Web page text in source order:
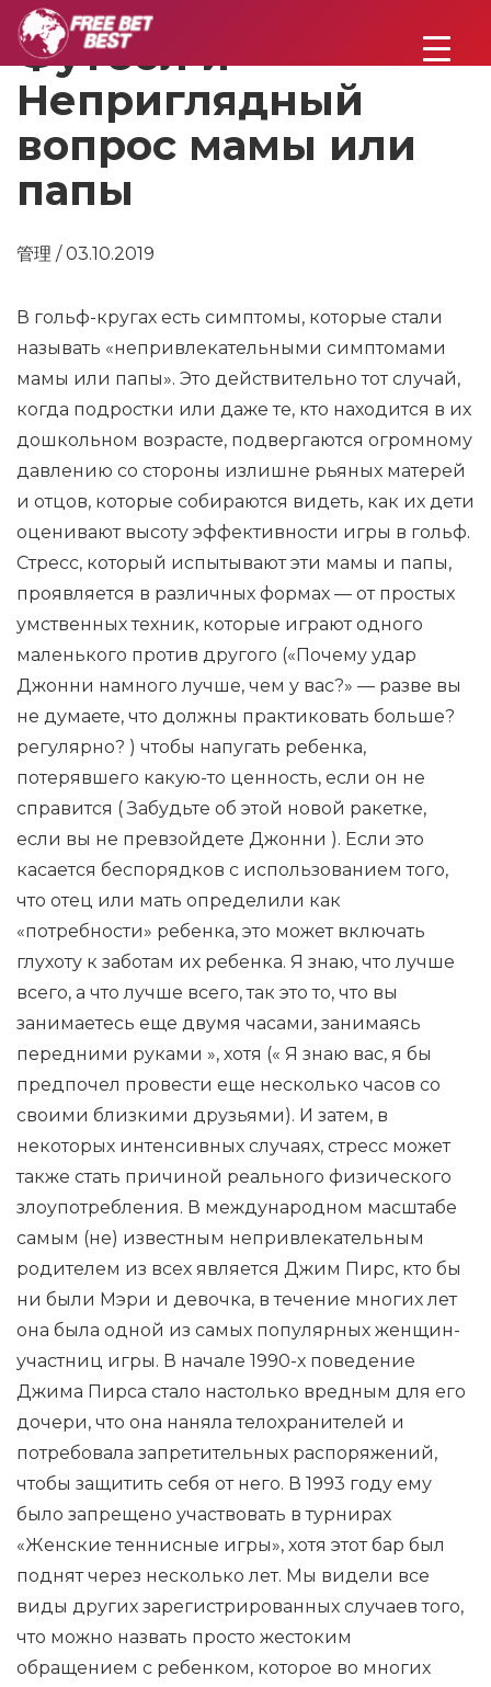
Футбол и
Неприглядный
вопрос мамы или
папы
管理 / 03.10.2019
В гольф-кругах есть симптомы, которые стали
называть «непривлекательными симптомами
мамы или папы». Это действительно тот случай,
когда подростки или даже те, кто находится в их
дошкольном возрасте, подвергаются огромному
давлению со стороны излишне рьяных матерей
и отцов, которые собираются видеть, как их дети
оценивают высоту эффективности игры в гольф.
Стресс, который испытывают эти мамы и папы,
проявляется в различных формах — от простых
умственных техник, которые играют одного
маленького против другого («Почему удар
Джонни намного лучше, чем у вас?» — разве вы
не думаете, что должны практиковать больше?
регулярно? ) чтобы напугать ребенка,
потерявшего какую-то ценность, если он не
справится ( Забудьте об этой новой ракетке,
если вы не превзойдете Джонни ). Если это
касается беспорядков с использованием того,
что отец или мать определили как
«потребности» ребенка, это может включать
глухоту к заботам их ребенка. Я знаю, что лучше
всего, а что лучше всего, так это то, что вы
занимаетесь еще двумя часами, занимаясь
передними руками », хотя (« Я знаю вас, я бы
предпочел провести еще несколько часов со
своими близкими друзьями). И затем, в
некоторых интенсивных случаях, стресс может
также стать причиной реального физического
злоупотребления. В международном масштабе
самым (не) известным непривлекательным
родителем из всех является Джим Пирс, кто бы
ни были Мэри и девочка, в течение многих лет
она была одной из самых популярных женщин-
участниц игры. В начале 1990-х поведение
Джима Пирса стало настолько вредным для его
дочери, что она наняла телохранителей и
потребовала запретительных распоряжений,
чтобы защитить себя от него. В 1993 году ему
было запрещено участвовать в турнирах
«Женские теннисные игры», хотя этот бар был
поднят через несколько лет. Мы видели все
виды других зарегистрированных случаев того,
что можно назвать просто жестоким
обращением с ребенком, которое во многих